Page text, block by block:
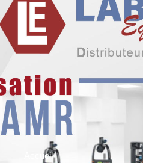
Accueil